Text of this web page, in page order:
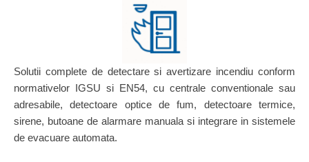
Solutii complete de detectare si avertizare incendiu conform
normativelor IGSU si EN54, cu centrale conventionale sau
adresabile, detectoare optice de fum, detectoare termice,
sirene, butoane de alarmare manuala si integrare in sistemele
de evacuare automata.